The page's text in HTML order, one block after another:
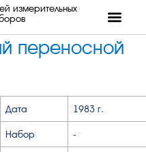
измерительных
переносной
Дата 1983 г.
Набор -